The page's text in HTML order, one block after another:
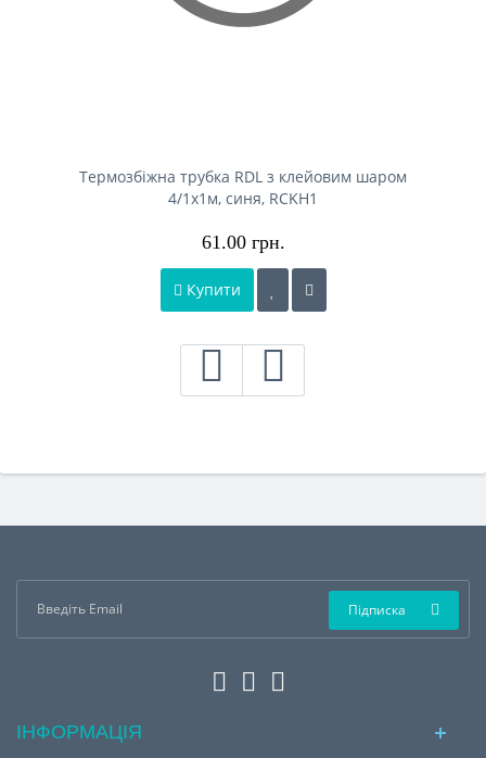
Термозбіжна трубка RDL з клейовим шаром
4/1x1м, синя, RCKH1
61.00 грн.
Купити
Підписка
ІНФОРМАЦІЯ